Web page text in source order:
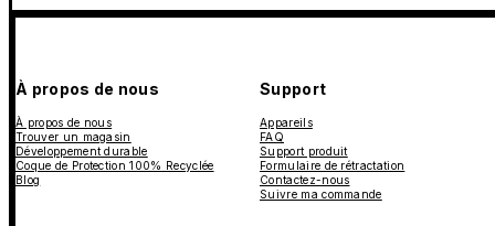
À propos de nous
À propos de nous
Trouver un magasin
Développement durable
Coque de Protection 100% Recyclée
Blog
Support
Appareils
FAQ
Support produit
Formulaire de rétractation
Contactez-nous
Suivre ma commande